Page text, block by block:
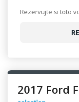
2017 Ford
Rezervujte si toto